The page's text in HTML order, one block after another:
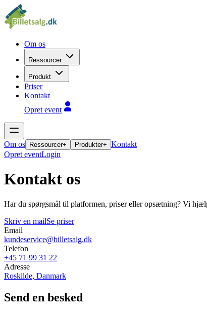
Om os
Ressourcer
Produkt
Priser
Kontakt
Opret event
Om os Ressourcer+ Produkter+ Kontakt
Opret eventLogin
Kontakt os
Har du spørgsmål til platformen, priser eller opsætning? Vi
Skriv en mailSe priser
Email
kundeservice@billetsalg.dk
Telefon
+45 71 99 31 22
Adresse
Roskilde, Danmark
Send en besked